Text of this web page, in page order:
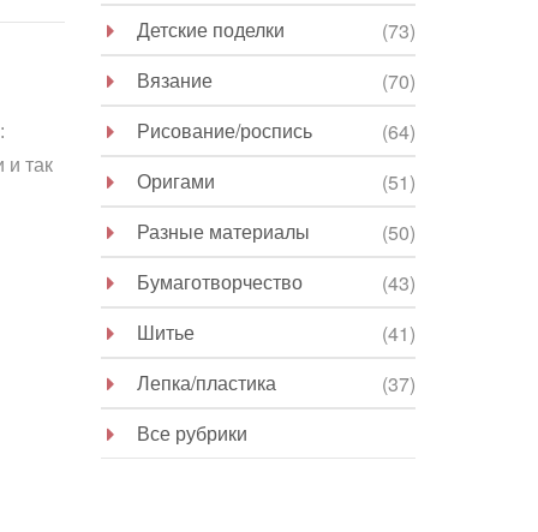
и так
Детские поделки
(73)
Вязание
(70)
Рисование/роспись
(64)
Оригами
(51)
Разные материалы
(50)
Бумаготворчество
(43)
Шитье
(41)
Лепка/пластика
(37)
Все рубрики